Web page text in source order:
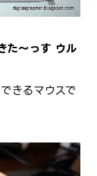
た～っす ウル
きるマウスで